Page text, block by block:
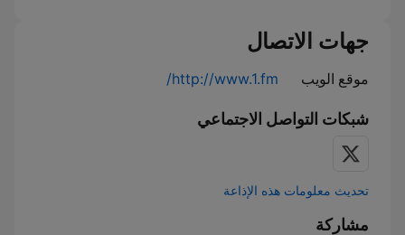
جهات الاتصال
موقع الويب http://www.1.fm/
شبكات التواصل الاجتماعي
تحديث معلومات هذه الإذاعة
مشاركة